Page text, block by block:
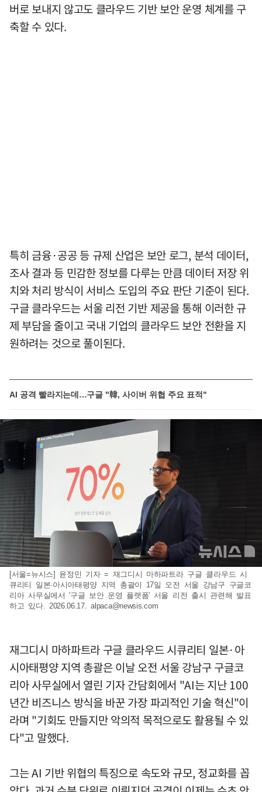
버로 보내지 않고도 클라우드 기반 보안 운영 체계를 구
축할 수 있다.
특히 금융·공공 등 규제 산업은 보안 로그, 분석 데이터,
조사 결과 등 민감한 정보를 다루는 만큼 데이터 저장 위
치와 처리 방식이 서비스 도입의 주요 판단 기준이 된다.
구글 클라우드는 서울 리전 기반 제공을 통해 이러한 규
제 부담을 줄이고 국내 기업의 클라우드 보안 전환을 지
원하려는 것으로 풀이된다.
AI 공격 빨라지는데…구글 "韓, 사이버 위협 주요 표적"
[서울=뉴시스] 윤정민 기자 = 재그디시 마하파트라 구글 클라우드 시
큐리티 일본·아시아태평양 지역 총괄이 17일 오전 서울 강남구 구글코
리아 사무실에서 '구글 보안 운영 플랫폼' 서울 리전 출시 관련해 발표
하고 있다. 2026.06.17.alpaca@newsis.com
재그디시 마하파트라 구글 클라우드 시큐리티 일본·아
시아태평양 지역 총괄은 이날 오전 서울 강남구 구글코
리아 사무실에서 열린 기자 간담회에서 "AI는 지난 100
년간 비즈니스 방식을 바꾼 가장 파괴적인 기술 혁신"이
라며 "기회도 만들지만 악의적 목적으로도 활용될 수 있
다"고 말했다.
그는 AI 기반 위협의 특징으로 속도와 규모, 정교화를 꼽